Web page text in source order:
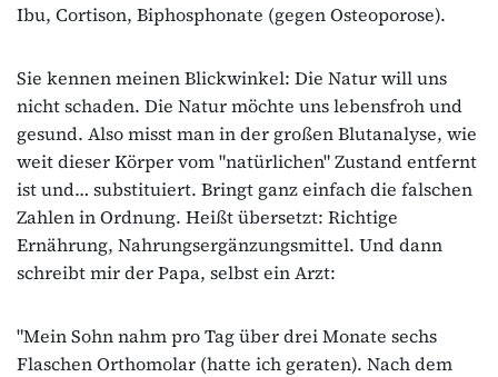
Ibu, Cortison, Biphosphonate (gegen Osteoporose).
Sie kennen meinen Blickwinkel: Die Natur will uns
nicht schaden. Die Natur möchte uns lebensfroh und
gesund. Also misst man in der großen Blutanalyse, wie
weit dieser Körper vom "natürlichen" Zustand entfernt
ist und… substituiert. Bringt ganz einfach die falschen
Zahlen in Ordnung. Heißt übersetzt: Richtige
Ernährung, Nahrungsergänzungsmittel. Und dann
schreibt mir der Papa, selbst ein Arzt:
"Mein Sohn nahm pro Tag über drei Monate sechs
Flaschen Orthomolar (hatte ich geraten). Nach dem